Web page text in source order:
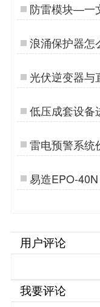
防雷模块—一
…
浪涌保护器
您【易造防
光伏逆变器与
其功能与应
低压成套设备
保护器-要点
雷电预警系统
新报价表-易
易造EPO-
不二之选…
用户评论
我要评论